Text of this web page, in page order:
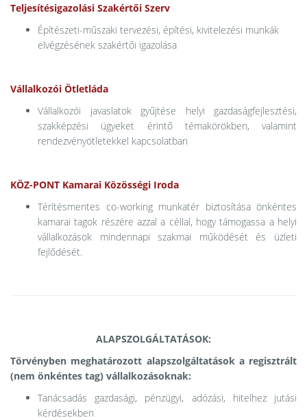
Teljesítésigazolási Szakértői Szerv
Építészeti-műszaki tervezési, építési, kivitelezési munkák
elvégzésének szakértői igazolása
Vállalkozói Ötletláda
Vállalkozói javaslatok gyűjtése helyi gazdaságfejlesztési,
szakképzési ügyeket érintő témakörökben, valamint
rendezvényötletekkel kapcsolatban
KÖZ-PONT Kamarai Közösségi Iroda
Térítésmentes co-working munkatér biztosítása önkéntes
kamarai tagok részére azzal a céllal, hogy támogassa a helyi
vállalkozások mindennapi szakmai működését és üzleti
fejlődését.
ALAPSZOLGÁLTATÁSOK:
Törvényben meghatározott alapszolgáltatások a regisztrált
(nem önkéntes tag) vállalkozásoknak:
Tanácsadás gazdasági, pénzügyi, adózási, hitelhez jutási
kérdésekben